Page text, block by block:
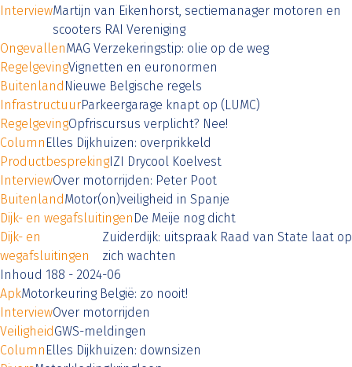
InterviewMartijn van Eikenhorst, sectiemanager motoren en
scooters RAI Vereniging
OngevallenMAG Verzekeringstip: olie op de weg
RegelgevingVignetten en euronormen
Buitenland Nieuwe Belgische regels
InfrastructuurParkeergarage knapt op (LUMC)
RegelgevingOpfriscursus verplicht? Nee!
Column Elles Dijkhuizen: overprikkeld
ProductbesprekingIZI Drycool Koelvest
InterviewOver motorrijden: Peter Poot
BuitenlandMotor(on)veiligheid in Spanje
Dijk- en wegafsluitingen De Meije nog dicht
Dijk- en
wegafsluitingen
Zuiderdijk: uitspraak Raad van State laat op
zich wachten
Inhoud 188 - 2024-06
ApkMotorkeuring België: zo nooit!
InterviewOver motorrijden
VeiligheidGWS-meldingen
Column Elles Dijkhuizen: downsizen